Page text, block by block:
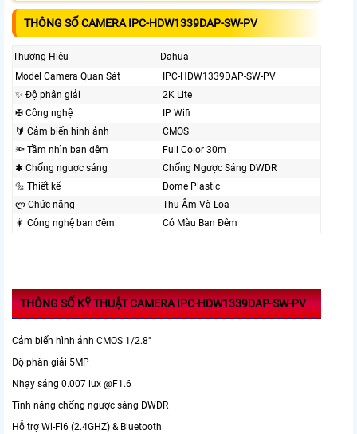
THÔNG SỐ CAMERA IPC-HDW1339DAP-SW-PV
Thương Hiệu
Dahua
Model Camera Quan Sát
IPC-HDW1339DAP-SW-PV
✨ Độ phân giải
2K Lite
✠ Công nghệ
IP Wifi
🔰 Cảm biến hình ảnh
CMOS
🔦 Tầm nhìn ban đêm
Full Color 30m
✱ Chống ngược sáng
Chống Ngược Sáng DWDR
🔩 Thiết kế
Dome Plastic
ლ Chức năng
Thu Âm Và Loa
🎇 Công nghệ ban đêm
Có Màu Ban Ðêm
THÔNG SỐ KỸ THUẬT CAMERA IPC-HDW1339DAP-SW-PV
Cảm biến hình ảnh CMOS 1/2.8"
Độ phân giải 5MP
Nhạy sáng 0.007 lux @F1.6
Tính năng chống ngược sáng DWDR
Hỗ trợ Wi-Fi6 (2.4GHZ) & Bluetooth